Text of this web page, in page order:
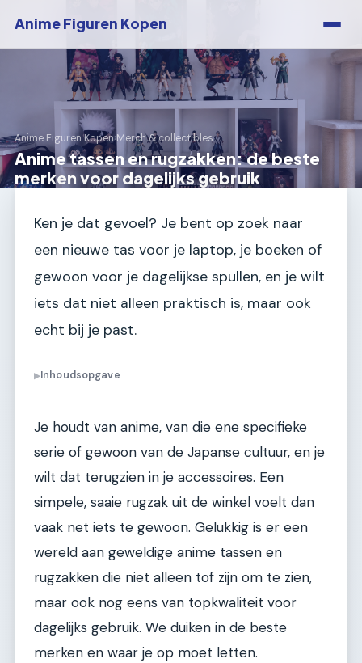
Anime Figuren Kopen
Anime Figuren Kopen›Merch & collectibles
Anime tassen en rugzakken: de beste
merken voor dagelijks gebruik
Ken je dat gevoel? Je bent op zoek naar
een nieuwe tas voor je laptop, je boeken of
gewoon voor je dagelijkse spullen, en je wilt
iets dat niet alleen praktisch is, maar ook
echt bij je past.
▶Inhoudsopgave
Je houdt van anime, van die ene specifieke
serie of gewoon van de Japanse cultuur, en je
wilt dat terugzien in je accessoires. Een
simpele, saaie rugzak uit de winkel voelt dan
vaak net iets te gewoon. Gelukkig is er een
wereld aan geweldige anime tassen en
rugzakken die niet alleen tof zijn om te zien,
maar ook nog eens van topkwaliteit voor
dagelijks gebruik. We duiken in de beste
merken en waar je op moet letten.